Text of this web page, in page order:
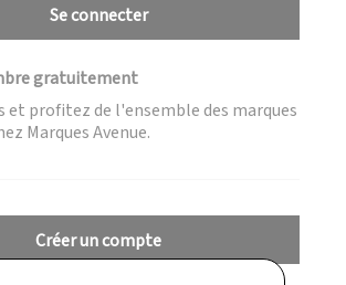
Se connecter
gratuitement
et profitez de l'ensemble des marques
Marques Avenue.
Créer un compte